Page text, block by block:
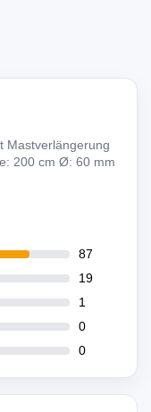
Mastverlängerung
200 cm Ø: 60 mm
87
19
1
0
0